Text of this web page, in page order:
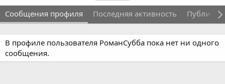
Сообщения профиля Последняя активность
В профиле пользователя РоманСубба пока нет ни одного
сообщения.